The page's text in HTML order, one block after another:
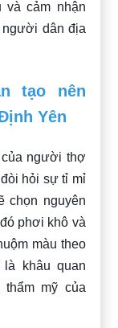
và cảm nhận
dân địa
tạo nên
Yên
của người thợ
hỏi sự tỉ mỉ
chọn nguyên
phơi khô và
màu theo
khâu quan
thẩm mỹ của